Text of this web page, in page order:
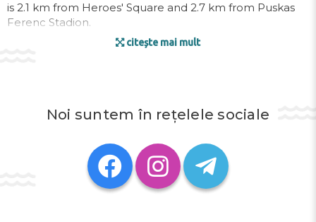
is 2.1 km from Heroes' Square and 2.7 km from Puskas
Ferenc Stadion.
Composed of 2 bedrooms and 1 bathroom, this
Popular points of interest near the apartment include
Dohany Street Synagogue, Hungarian State Opera and
St. Stephen's Basilica. The nearest airport is Budapest
Ferenc Liszt International Airport, 21 km from Home in
the centre of Budapest.
A damage deposit of EUR 50 is required. The host
citește mai mult
Noi suntem în rețelele sociale